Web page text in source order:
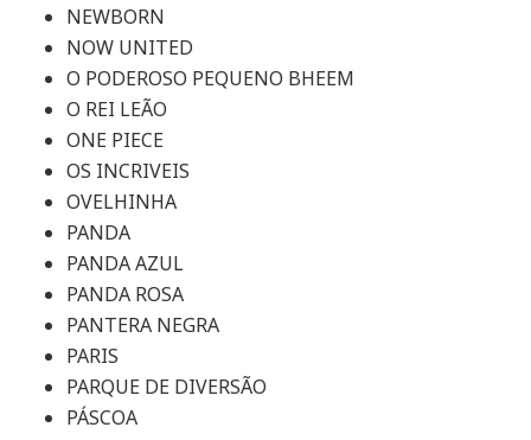
NEWBORN
NOW UNITED
O PODEROSO PEQUENO BHEEM
O REI LEÃO
ONE PIECE
OS INCRIVEIS
OVELHINHA
PANDA
PANDA AZUL
PANDA ROSA
PANTERA NEGRA
PARIS
PARQUE DE DIVERSÃO
PÁSCOA